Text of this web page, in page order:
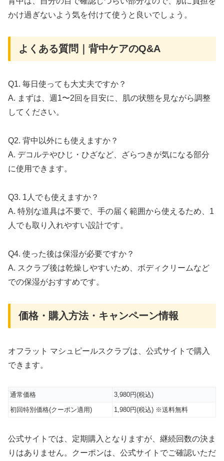
かけ過ぎないよう気を付けて使うと良いでしょう。
よくある質問｜背中ケアのQ&A
Q1. 毎日使っても大丈夫ですか？
A. まずは、週1〜2回を目安に、肌の状態を見ながら調整
してください。
Q2. 背中以外にも使えますか？
A. デコルテやひじ・ひざなど、ざらつきが気になる部分
に使用できます。
Q3. 1人でも使えますか？
A. 特別な道具は不要で、手の届く範囲から使えるため、1
人でも取り入れやすい設計です。
Q4. 使った後は保湿が必要ですか？
A. スクラブ後は乾燥しやすいため、ボディクリームなど
での保湿がおすすめです。
価格・購入方法・キャンペーン情報
オフラット マシュピールスクラブは、公式サイトで購入
できます。
通常価格
3,980円(税込)
初回特別価格(クーポン適用)
1,980円(税込) ※送料無料
公式サイトでは、定期購入となりますが、継続回数の決ま
りはありません。クーポンは、公式サイトでご確認いただ